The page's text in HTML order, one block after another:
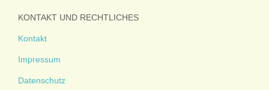
KONTAKT UND RECHTLICHES
Kontakt
Impressum
Datenschutz